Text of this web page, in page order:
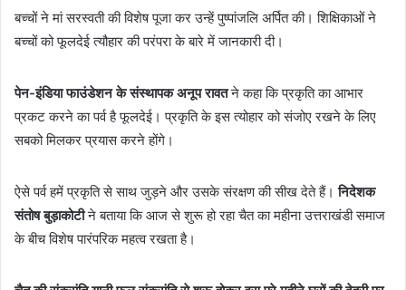
बच्चों ने मां सरस्वती की विशेष पूजा कर उन्हें पुष्पांजलि अर्पित की। शिक्षिकाओं ने
बच्चों को फूलदेई त्यौहार की परंपरा के बारे में जानकारी दी।
पेन-इंडिया फाउंडेशन के संस्थापक अनूप रावतने कहा कि प्रकृति का आभार
प्रकट करने का पर्व है फूलदेई। प्रकृति के इस त्योहार को संजोए रखने के लिए
सबको मिलकर प्रयास करने होंगे।
ऐसे पर्व हमें प्रकृति से साथ जुड़ने और उसके संरक्षण की सीख देते हैं।निदेशक
संतोष बुड़ाकोटीने बताया कि आज से शुरू हो रहा चैत का महीना उत्तराखंडी समाज
के बीच विशेष पारंपरिक महत्व रखता है।